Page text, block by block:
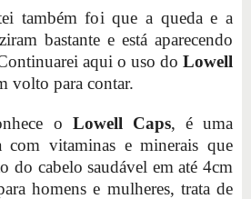
também foi que a queda e a
bastante e está aparecendo
aqui o uso do Lowell
volto para contar.
o Lowell Caps, é uma
com vitaminas e minerais que
do cabelo saudável em até 4cm
homens e mulheres, trata de